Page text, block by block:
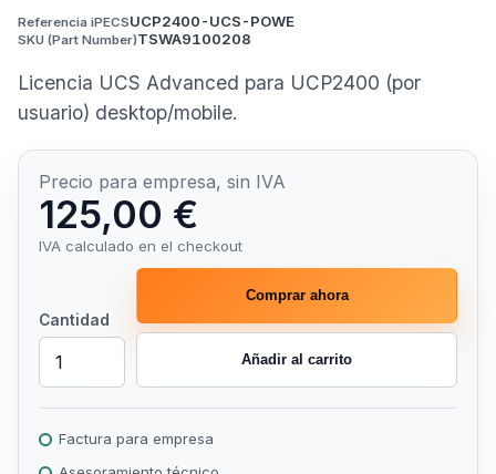
Referencia iPECSUCP2400-UCS-POWE
SKU (Part Number)TSWA9100208
Licencia UCS Advanced para UCP2400 (por
usuario) desktop/mobile.
Precio para empresa, sin IVA
125,00 €
IVA calculado en el checkout
Cantidad
Comprar ahora
Añadir al carrito
Factura para empresa